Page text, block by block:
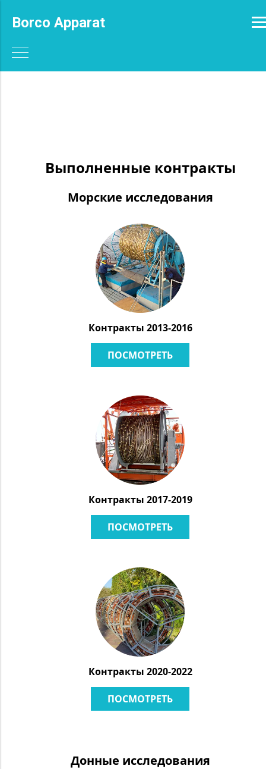
Borco Apparat
Выполненные контракты
Морские исследования
Контракты 2013-2016
ПОСМОТРЕТЬ
Контракты 2017-2019
ПОСМОТРЕТЬ
Контракты 2020-2022
ПОСМОТРЕТЬ
Донные исследования